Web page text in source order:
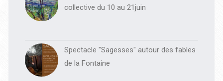
collective du 10 au 21juin
Spectacle "Sagesses" autour des fables
de la Fontaine